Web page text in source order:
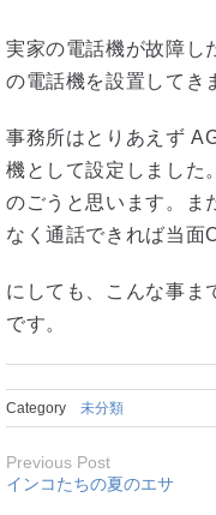
実家の電話機が故障し
の電話機を設置してき
事務所はとりあえず
機として設定しました
のごうと思います。ま
なく通話できれば当面
にしても、こんな事ま
です。
Category 未分類
Previous Post
インコたちの夏のエサ